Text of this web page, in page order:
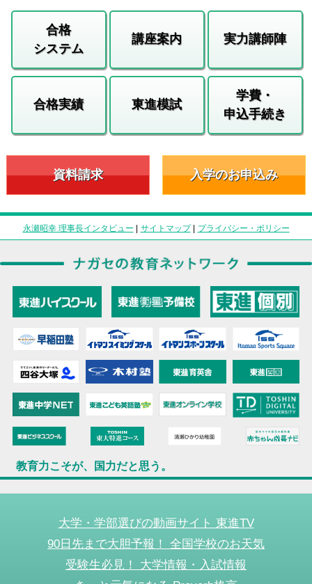
合格
システム
講座案内 実力講師陣
合格実績 東進模試
学費・
申込手続き
資料請求 入学のお申込み
永瀬昭幸 理事長インタビュー | サイトマップ| プライバシー・ポリシー
教育力こそが、国力だと思う。
大学・学部選びの動画サイト 東進TV
90日先まで大胆予報！ 全国学校のお天気
受験生必見！ 大学情報・入試情報